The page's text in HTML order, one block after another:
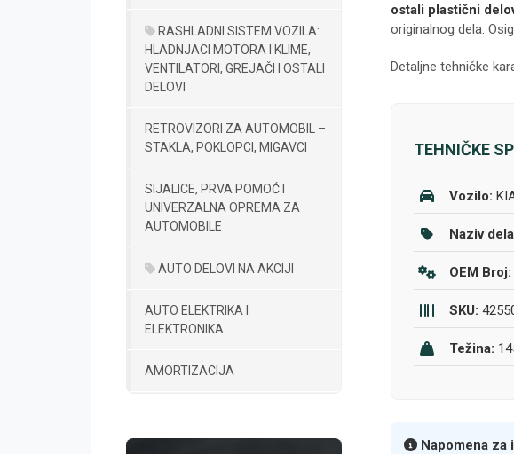
RASHLADNI SISTEM VOZILA:
HLADNJACI MOTORA I KLIME,
VENTILATORI, GREJAČI I OSTALI
DELOVI
RETROVIZORI ZA AUTOMOBIL –
STAKLA, POKLOPCI, MIGAVCI
SIJALICE, PRVA POMOĆ I
UNIVERZALNA OPREMA ZA
AUTOMOBILE
AUTO DELOVI NA AKCIJI
AUTO ELEKTRIKA I
ELEKTRONIKA
AMORTIZACIJA
ostali plastični
originalnog dela.
Detaljne tehničke
TEHNIČKE
Vozilo:
Naziv
OEM Broj:
SKU:
Težina:
Napomena za